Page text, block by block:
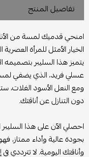
تفاصيل المنتج
امنحي قدميك لمسة من
الخيار الأمثل للمرأة
يتميز هذا السليبر
عسلي فريد، الذي يضفي
ومع النعل الأسود الفلات،
دون التنازل عن أناقتك.
احصلي الآن على هذا
بجودة عالية وأداء ممتاز،
وأناقتك اليومية. لا